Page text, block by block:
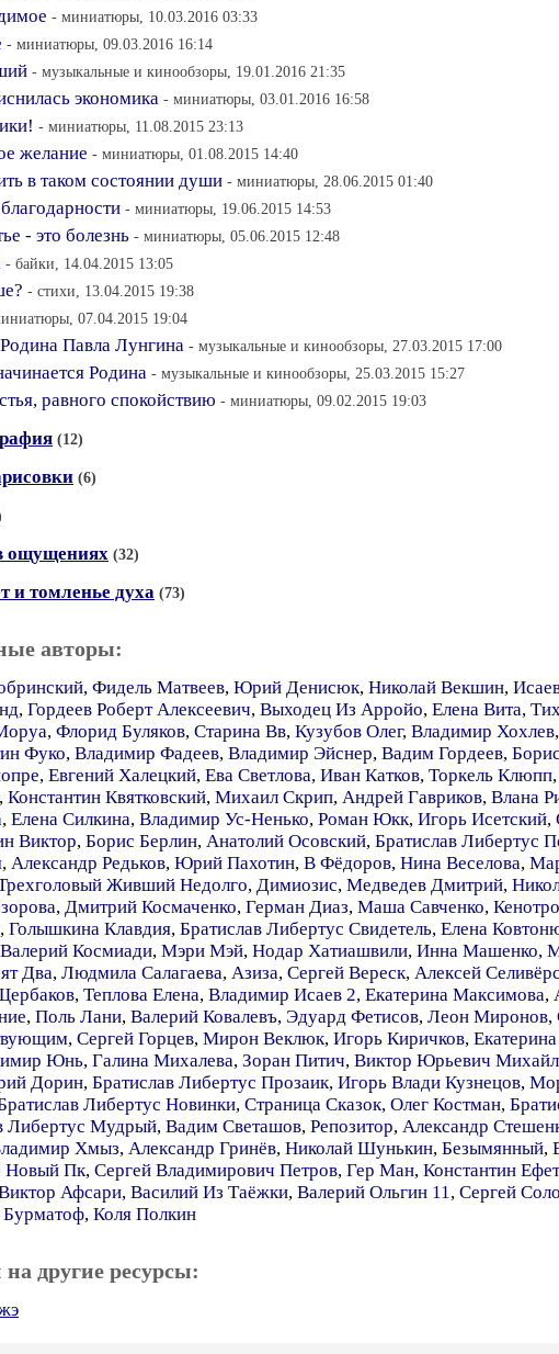
- миниатюры, 10.03.2016 03:33
- миниатюры, 09.03.2016 16:14
- музыкальные и кинообзоры, 19.01.2016 21:35
экономика - миниатюры, 03.01.2016 16:58
- миниатюры, 11.08.2015 23:13
желание - миниатюры, 01.08.2015 14:40
в таком состоянии души - миниатюры, 28.06.2015 01:40
- миниатюры, 19.06.2015 14:53
- это болезнь - миниатюры, 05.06.2015 12:48
- байки, 14.04.2015 13:05
- стихи, 13.04.2015 19:38
07.04.2015 19:04
Павла Лунгина - музыкальные и кинообзоры, 27.03.2015 17:00
Родина - музыкальные и кинообзоры, 25.03.2015 15:27
равного спокойствию - миниатюры, 09.02.2015 19:03
(12)
(6)
ощущениях (32)
и томленье духа (73)
авторы:
, Фидель Матвеев, Юрий Денисюк, Николай Векшин,
, Гордеев Роберт Алексеевич, Выходец Из Арройо, Елена Вита,
, Флорид Буляков, Старина Вв, Кузубов Олег, Владимир Хохлев,
Фуко, Владимир Фадеев, Владимир Эйснер, Вадим Гордеев,
, Евгений Халецкий, Ева Светлова, Иван Катков, Торкель Клюпп,
, Константин Квятковский, Михаил Скрип, Андрей Гавриков, Влана
, Елена Силкина, Владимир Ус-Ненько, Роман Юкк, Игорь Исетский,
Виктор, Борис Берлин, Анатолий Осовский, Братислав Либертус
, Александр Редьков, Юрий Пахотин, В Фёдоров, Нина Веселова,
Живший Недолго, Димиозис, Медведев Дмитрий,
, Дмитрий Космаченко, Герман Диаз, Маша Савченко,
, Голышкина Клавдия, Братислав Либертус Свидетель, Елена
Валерий Космиади, Мэри Мэй, Нодар Хатиашвили, Инна Машенко,
Два, Людмила Салагаева, Азиза, Сергей Вереск, Алексей
, Теплова Елена, Владимир Исаев 2, Екатерина Максимова,
, Поль Лани, Валерий Ковалевъ, Эдуард Фетисов, Леон Миронов,
, Сергей Горцев, Мирон Веклюк, Игорь Киричков,
Юнь, Галина Михалева, Зоран Питич, Виктор Юрьевич
Дорин, Братислав Либертус Прозаик, Игорь Влади Кузнецов,
Либертус Новинки, Страница Сказок, Олег Костман,
Либертус Мудрый, Вадим Светашов, Репозитор, Александр
Хмыз, Александр Гринёв, Николай Шунькин, Безымянный,
Новый Пк, Сергей Владимирович Петров, Гер Ман, Константин
Афсари, Василий Из Таёжки, Валерий Ольгин 11, Сергей
Бурматоф, Коля Полкин
другие ресурсы: